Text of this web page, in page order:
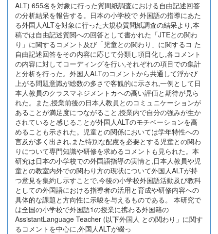
ALT) 655名を対象に行った質間紙調査における自由記述回答
の分析結呆を報告する。日本の小学校で 外国語の指導にあた
る外国人ALTを対象に行った大規模質問紙調査の結呆より,本
稿では自由記述質閲への回答として書かれた「JTEとの関わ
り」に関するコメント及び「児童との関わり」に関するコ た
自由記述回答をその内容に応じて分類し項目化し,各コメント
の内容に対してコーディングを行い,それぞれの項目での集計
と分析を行った。外国人ALTのコメントから共通して浮かび
上がる問題意識が総数の多さで客観的に示され,一例として日
本人教員のクラスマネジメントカヘの高い評価と期待が見ら
れた。また,授業前後の日本人教員とのコミュニケーションが
あることが満足度につながること,授業内で自分の強みが生か
されていると感じることが外国人ALTのモチベーションを高
めることも示された。児童との関係においては学年特性への
言及が多く出され,また特別な配慮を必要とする児童との関わ
りについて専門知識や研修を求めるコメントも見られた。本
研究は日本の小学校での外国語指導の実情と,日本人教員や児
童との教室内外での関わり方の現状について外国人ALTが持
つ意見を集約し示すことで,今後の小学校外国語活動及び教科
としての外国語における指導者の活用と育成や研修内容への
具体的な課題と方向性に示唆を与えるものである。 本研究で
は全国の小学校で外国語1の授業に携わる外国籍の
AssistantLanguage Teacher (以下外国人 との関わり」に関す
るコメントを中心に,外国人ALTが綴っ